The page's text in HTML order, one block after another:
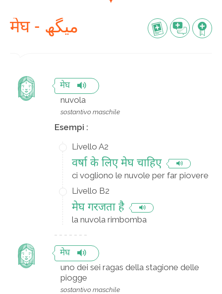
मेघ - میگھ
मेघ
nuvola
sostantivo maschile
Esempi :
Livello A2
वर्षा के लिए मेघ चाहिए
ci vogliono le nuvole per far piovere
Livello B2
मेघ गरजता है
la nuvola rimbomba
मेघ
uno dei sei ragas della stagione delle
piogge
sostantivo maschile